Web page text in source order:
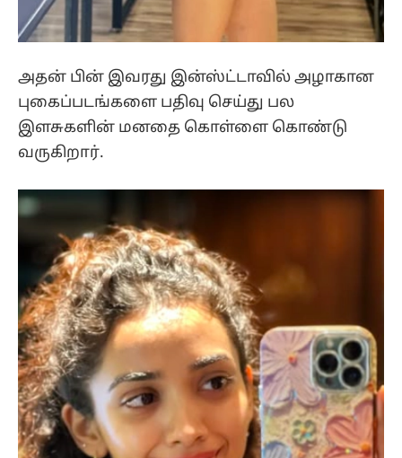
அதன் பின் இவரது இன்ஸ்ட்டாவில் அழாகான
புகைப்படங்களை பதிவு செய்து பல
இளசுகளின் மனதை கொள்ளை கொண்டு
வருகிறார்.